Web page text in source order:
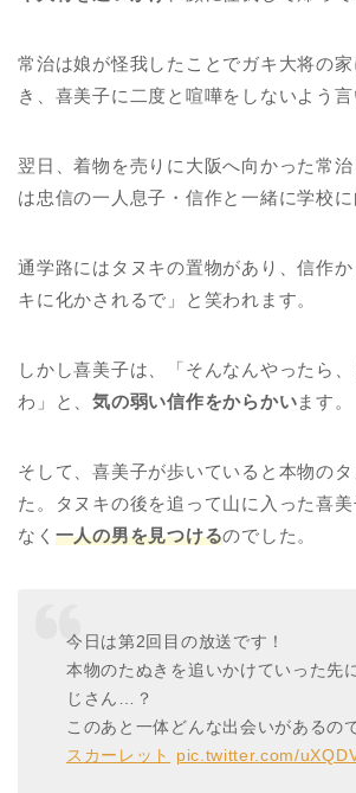
常治は娘が怪我したことでガキ大将の
き、喜美子に二度と喧嘩をしないよう言
翌日、着物を売りに大阪へ向かった常
は忠信の一人息子・信作と一緒に学校に
通学路にはタヌキの置物があり、信作
キに化かされるで」と笑われます。
しかし喜美子は、「そんなんやったら
わ」と、気の弱い信作をからかいます。
そして、喜美子が歩いていると本物の
た。タヌキの後を追って山に入った喜
なく 一人の男を見つけるのでした。
今日は第2回目の放送です！
本物のたぬきを追いかけていった先
じさん…？
このあと一体どんな出会いがあるの
スカーレット
pic.twitter.com/